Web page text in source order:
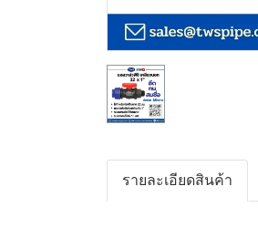
รายละเอียดสินค้า